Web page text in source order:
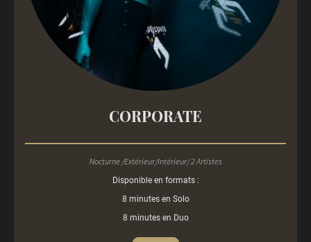
CORPORATE
Nocturne /Extérieur/Intérieur/ 2 Artistes
Disponible en formats :
8 minutes en Solo
8 minutes en Duo